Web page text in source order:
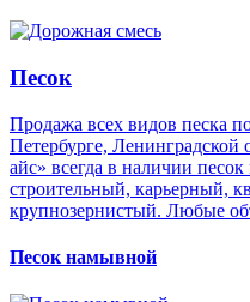
Песок
Продажа всех видов песка
Петербурге,
айс» всегда в наличии
строительный, карьерный,
крупнозернистый. Любые
Песок намывной